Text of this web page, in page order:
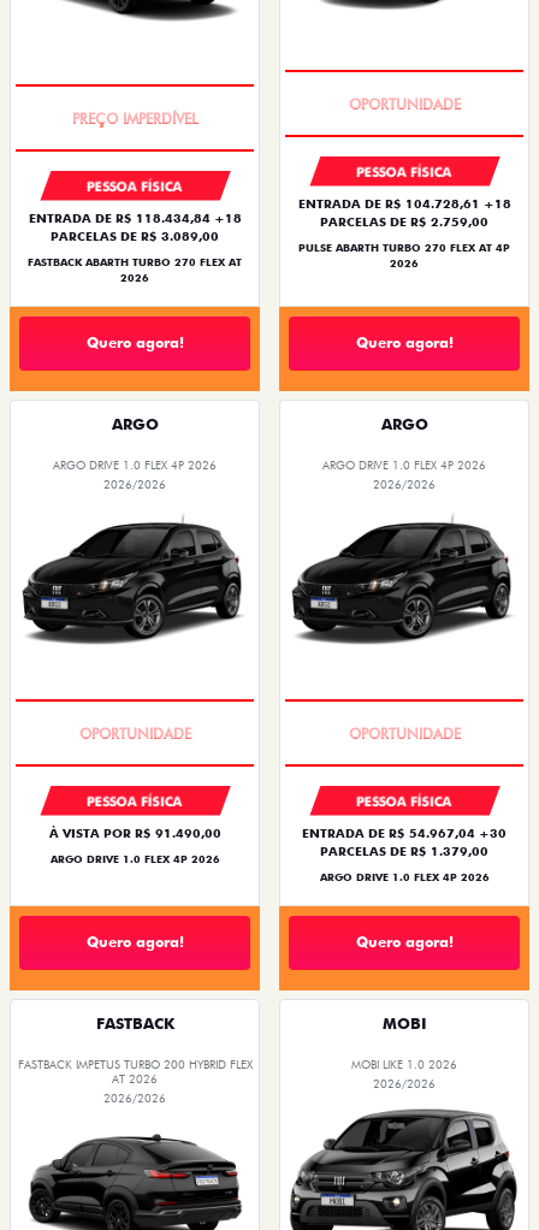
PESSOA FÍSICA
ENTRADA DE R$ 118.434,84 +18
PARCELAS DE R$ 3.089,00
FASTBACK ABARTH TURBO 270 FLEX AT
2026
Quero agora!
PESSOA FÍSICA
ENTRADA DE R$ 104.728,61 +18
PARCELAS DE R$ 2.759,00
PULSE ABARTH TURBO 270 FLEX AT 4P
2026
Quero agora!
ARGO
ARGO DRIVE 1.0 FLEX 4P 2026
2026/2026
PESSOA FÍSICA
À VISTA POR R$ 91.490,00
ARGO DRIVE 1.0 FLEX 4P 2026
Quero agora!
ARGO
ARGO DRIVE 1.0 FLEX 4P 2026
2026/2026
PESSOA FÍSICA
ENTRADA DE R$ 54.967,04 +30
PARCELAS DE R$ 1.379,00
ARGO DRIVE 1.0 FLEX 4P 2026
Quero agora!
FASTBACK
FASTBACK IMPETUS TURBO 200 HYBRID FLEX
AT 2026
2026/2026
MOBI
MOBI LIKE 1.0 2026
2026/2026